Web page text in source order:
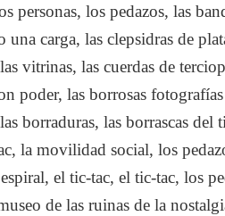
personas, los pedazos, las
una carga, las clepsidras de
vitrinas, las cuerdas de
poder, las borrosas
borraduras, las borrascas del
la movilidad social, los
el tic-tac, el tic-tac, los
de las ruinas de la